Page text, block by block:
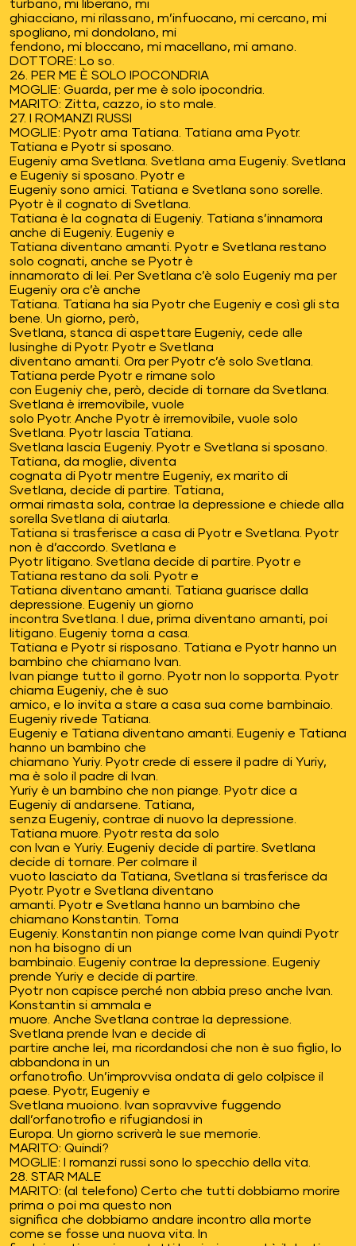
turbano, mi liberano, mi
ghiacciano, mi rilassano, m’infuocano, mi cercano, mi
spogliano, mi dondolano, mi
fendono, mi bloccano, mi macellano, mi amano.
DOTTORE: Lo so.
26. PER ME È SOLO IPOCONDRIA
MOGLIE: Guarda, per me è solo ipocondria.
MARITO: Zitta, cazzo, io sto male.
27. I ROMANZI RUSSI
MOGLIE: Pyotr ama Tatiana. Tatiana ama Pyotr.
Tatiana e Pyotr si sposano.
Eugeniy ama Svetlana. Svetlana ama Eugeniy. Svetlana
e Eugeniy si sposano. Pyotr e
Eugeniy sono amici. Tatiana e Svetlana sono sorelle.
Pyotr è il cognato di Svetlana.
Tatiana è la cognata di Eugeniy. Tatiana s’innamora
anche di Eugeniy. Eugeniy e
Tatiana diventano amanti. Pyotr e Svetlana restano
solo cognati, anche se Pyotr è
innamorato di lei. Per Svetlana c’è solo Eugeniy ma per
Eugeniy ora c’è anche
Tatiana. Tatiana ha sia Pyotr che Eugeniy e così gli sta
bene. Un giorno, però,
Svetlana, stanca di aspettare Eugeniy, cede alle
lusinghe di Pyotr. Pyotr e Svetlana
diventano amanti. Ora per Pyotr c’è solo Svetlana.
Tatiana perde Pyotr e rimane solo
con Eugeniy che, però, decide di tornare da Svetlana.
Svetlana è irremovibile, vuole
solo Pyotr. Anche Pyotr è irremovibile, vuole solo
Svetlana. Pyotr lascia Tatiana.
Svetlana lascia Eugeniy. Pyotr e Svetlana si sposano.
Tatiana, da moglie, diventa
cognata di Pyotr mentre Eugeniy, ex marito di
Svetlana, decide di partire. Tatiana,
ormai rimasta sola, contrae la depressione e chiede alla
sorella Svetlana di aiutarla.
Tatiana si trasferisce a casa di Pyotr e Svetlana. Pyotr
non è d’accordo. Svetlana e
Pyotr litigano. Svetlana decide di partire. Pyotr e
Tatiana restano da soli. Pyotr e
Tatiana diventano amanti. Tatiana guarisce dalla
depressione. Eugeniy un giorno
incontra Svetlana. I due, prima diventano amanti, poi
litigano. Eugeniy torna a casa.
Tatiana e Pyotr si risposano. Tatiana e Pyotr hanno un
bambino che chiamano Ivan.
Ivan piange tutto il gorno. Pyotr non lo sopporta. Pyotr
chiama Eugeniy, che è suo
amico, e lo invita a stare a casa sua come bambinaio.
Eugeniy rivede Tatiana.
Eugeniy e Tatiana diventano amanti. Eugeniy e Tatiana
hanno un bambino che
chiamano Yuriy. Pyotr crede di essere il padre di Yuriy,
ma è solo il padre di Ivan.
Yuriy è un bambino che non piange. Pyotr dice a
Eugeniy di andarsene. Tatiana,
senza Eugeniy, contrae di nuovo la depressione.
Tatiana muore. Pyotr resta da solo
con Ivan e Yuriy. Eugeniy decide di partire. Svetlana
decide di tornare. Per colmare il
vuoto lasciato da Tatiana, Svetlana si trasferisce da
Pyotr. Pyotr e Svetlana diventano
amanti. Pyotr e Svetlana hanno un bambino che
chiamano Konstantin. Torna
Eugeniy. Konstantin non piange come Ivan quindi Pyotr
non ha bisogno di un
bambinaio. Eugeniy contrae la depressione. Eugeniy
prende Yuriy e decide di partire.
Pyotr non capisce perché non abbia preso anche Ivan.
Konstantin si ammala e
muore. Anche Svetlana contrae la depressione.
Svetlana prende Ivan e decide di
partire anche lei, ma ricordandosi che non è suo figlio, lo
abbandona in un
orfanotrofio. Un’improvvisa ondata di gelo colpisce il
paese. Pyotr, Eugeniy e
Svetlana muoiono. Ivan sopravvive fuggendo
dall’orfanotrofio e rifugiandosi in
Europa. Un giorno scriverà le sue memorie.
MARITO: Quindi?
MOGLIE: I romanzi russi sono lo specchio della vita.
28. STAR MALE
MARITO: (al telefono) Certo che tutti dobbiamo morire
prima o poi ma questo non
significa che dobbiamo andare incontro alla morte
come se fosse una nuova vita. In